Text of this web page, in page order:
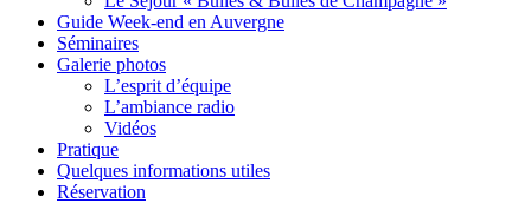
Guide Week-end en Auvergne
Séminaires
Galerie photos
L’esprit d’équipe
L’ambiance radio
Vidéos
Pratique
Quelques informations utiles
Réservation